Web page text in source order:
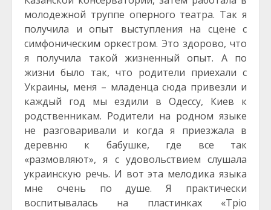
молодежной труппе оперного театра. Так я
получила и опыт выступления на сцене с
симфоническим оркестром. Это здорово, что
я получила такой жизненный опыт. А по
жизни было так, что родители приехали с
Украины, меня – младенца сюда привезли и
каждый год мы ездили в Одессу, Киев к
родственникам. Родители на родном языке
не разговаривали и когда я приезжала в
деревню к бабушке, где все так
«размовляют», я с удовольствием слушала
украинскую речь. И вот эта мелодика языка
мне очень по душе. Я практически
воспитывалась на пластинках «Тріо